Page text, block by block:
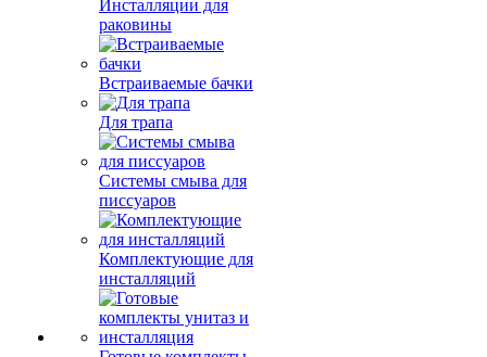
Инсталляции для
раковины
Встраиваемые бачки
Для трапа
Системы смыва для
писсуаров
Комплектующие для
инсталляций